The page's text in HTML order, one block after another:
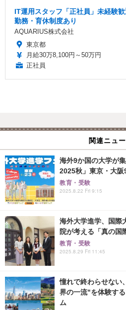
IT運用スタッフ「正社員」未経験
勤務・育休制度あり
AQUARIUS株式会社
東京都
月給30万8,100円～50万円
正社員
関連ニュー
海外9か国の大学が
2025秋」東京・大阪
教育・受験
2025.8.22 Fri 9:15
海外大学進学、国
院が考える「真の国
教育・受験
2025.8.29 Fri 11:45
憧れで終わらせない
界の一流"を体験す
ム